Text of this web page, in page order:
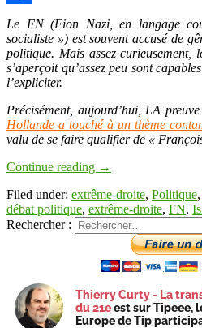
Link
Partager
Le FN (Fion Nazi, en langage
socialiste ») est souvent accusé de
politique. Mais assez curieusement,
s’aperçoit qu’assez peu sont
l’expliciter.
Précisément, aujourd’hui, LA preuve
Hollande a touché à un thème
valu de se faire qualifier de «
Continue reading →
Filed under: extrême-droite, Politique,
débat politique, extrême-droite, FN,
Rechercher :
Thierry Curty - La
du 21eest sur Tipeee,
Europe de Tip